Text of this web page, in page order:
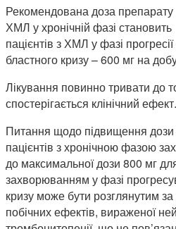
Рекомендована доза препарату
ХМЛ у хронічній фазі
пацієнтів з ХМЛ у фазі
бластного кризу – 600 мг на
Лікування повинно тривати до
спостерігається клінічний ефект.
Питання щодо підвищення дози
пацієнтів з хронічною фазою
до максимальної дози 800 мг
захворюванням у фазі
кризу може бути розглянутим
побічних ефектів, вираженої